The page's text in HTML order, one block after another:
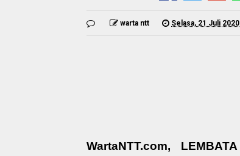
warta ntt Selasa, 21 Juli 2020
WartaNTT.com, LEMBATA